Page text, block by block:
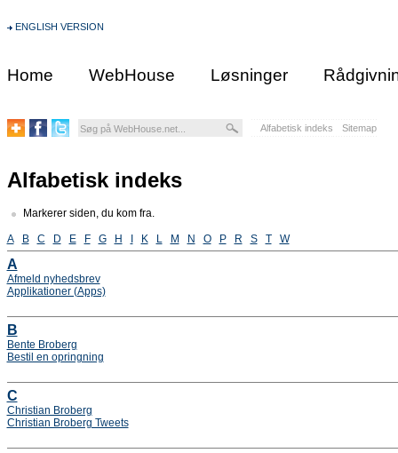
ENGLISH VERSION
Home WebHouse Løsninger
Alfabetisk indeks Sitemap
Alfabetisk indeks
Markerer siden, du kom fra.
A B C D E F G H K L M N O P R S T W
A
Afmeld nyhedsbrev
Applikationer (Apps)
B
Bente Broberg
Bestil en opringning
C
Christian Broberg
Christian Broberg Tweets